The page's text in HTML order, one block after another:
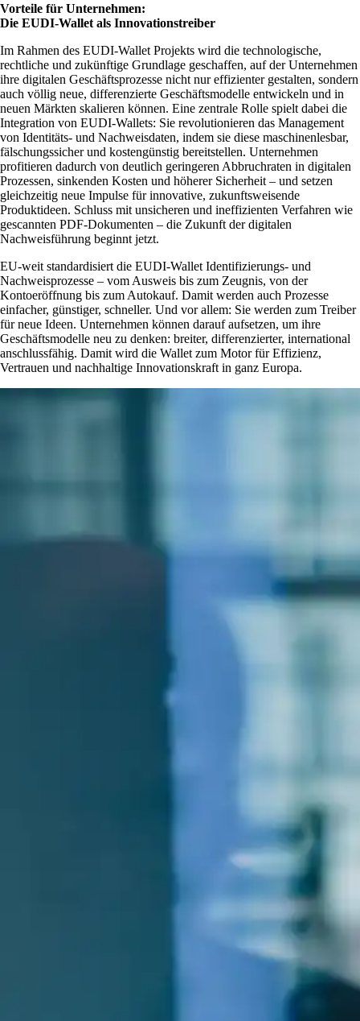
Vorteile für Unternehmen:
Die EUDI-Wallet als Innovations­treiber
Im Rahmen des EUDI-Wallet Projekts wird die technologische,
rechtliche und zukünftige Grundlage geschaffen, auf der Unternehmen
ihre digitalen Geschäftsprozesse nicht nur effizienter gestalten, sondern
auch völlig neue, differenzierte Geschäftsmodelle entwickeln und in
neuen Märkten skalieren können. Eine zentrale Rolle spielt dabei die
Integration von EUDI-Wallets: Sie revolutionieren das Management
von Identitäts- und Nachweisdaten, indem sie diese maschinenlesbar,
fälschungssicher und kostengünstig bereitstellen. Unternehmen
profitieren dadurch von deutlich geringeren Abbruchraten in digitalen
Prozessen, sinkenden Kosten und höherer Sicherheit – und setzen
gleichzeitig neue Impulse für innovative, zukunftsweisende
Produktideen. Schluss mit unsicheren und ineffizienten Verfahren wie
gescannten PDF-Dokumenten – die Zukunft der digitalen
Nachweisführung beginnt jetzt.
EU-weit standardisiert die EUDI-Wallet Identifizierungs- und
Nachweisprozesse – vom Ausweis bis zum Zeugnis, von der
Kontoeröffnung bis zum Autokauf. Damit werden auch Prozesse
einfacher, günstiger, schneller. Und vor allem: Sie werden zum Treiber
für neue Ideen. Unternehmen können darauf aufsetzen, um ihre
Geschäftsmodelle neu zu denken: breiter, differenzierter, international
anschlussfähig. Damit wird die Wallet zum Motor für Effizienz,
Vertrauen und nachhaltige Innovationskraft in ganz Europa.